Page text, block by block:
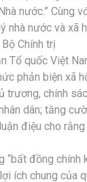
nước.” Cùng
nhà nước và xã
Chính trị
Tổ quốc Việt
phản biện xã
chính
dân; tăng
điệu cho
đồng chính
ích chung của